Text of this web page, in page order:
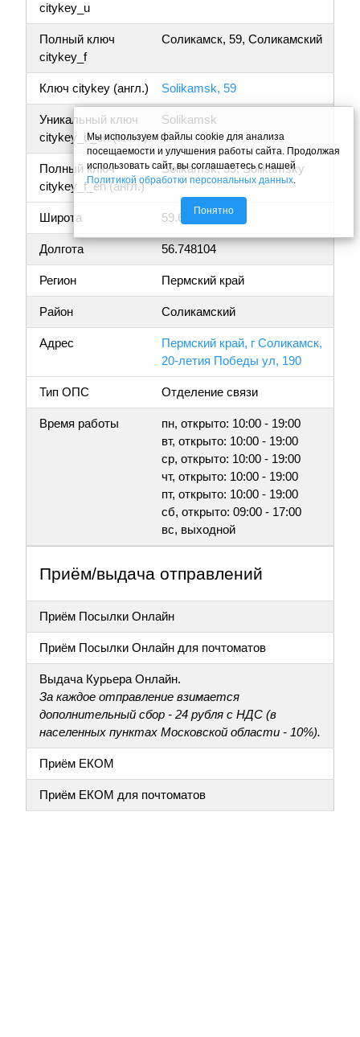
citykey_u
Полный ключ
citykey_f
Соликамск, 59, Соликамский
Ключ citykey (англ.) Solikamsk, 59
Уникальный ключ
citykey_u_en (англ.)
Solikamsk
Полный ключ
citykey_f_en (англ.)
Solikamsk, 59, Solikamsky
Широта 59.638970
Долгота 56.748104
Регион Пермский край
Район Соликамский
Адрес
Пермский край, г Соликамск,
20-летия Победы ул, 190
Тип ОПС Отделение связи
Время работы
пн, открыто: 10:00 - 19:00
вт, открыто: 10:00 - 19:00
ср, открыто: 10:00 - 19:00
чт, открыто: 10:00 - 19:00
пт, открыто: 10:00 - 19:00
сб, открыто: 09:00 - 17:00
вс, выходной
Приём/выдача отправлений
Приём Посылки Онлайн
Приём Посылки Онлайн для почтоматов
Выдача Курьера Онлайн.
За каждое отправление взимается
дополнительный сбор - 24 рубля с НДС (в
населенных пунктах Московской области - 10%).
Приём ЕКОМ
Приём ЕКОМ для почтоматов
Мы используем файлы cookie для анализа
посещаемости и улучшения работы сайта. Продолжая
использовать сайт, вы соглашаетесь с нашей
Политикой обработки персональных данных.
Понятно